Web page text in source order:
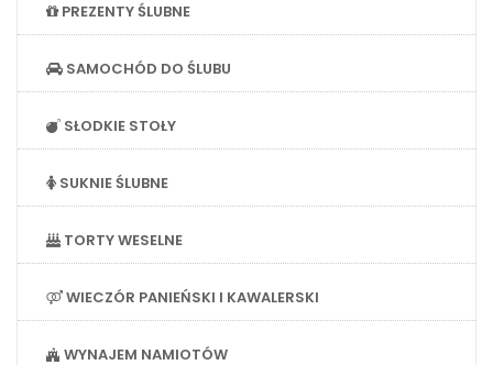
PREZENTY ŚLUBNE
SAMOCHÓD DO ŚLUBU
SŁODKIE STOŁY
SUKNIE ŚLUBNE
TORTY WESELNE
WIECZÓR PANIEŃSKI I KAWALERSKI
WYNAJEM NAMIOTÓW